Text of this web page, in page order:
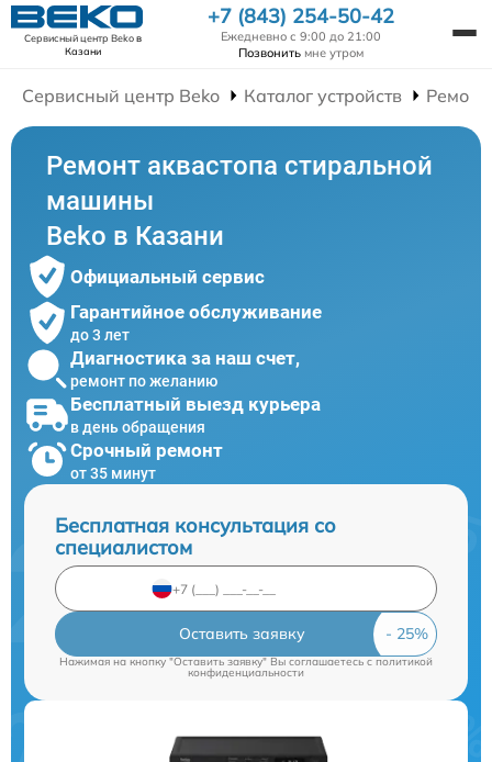
Сервисный центр Bekoв
Казани
+7 (843) 254-50-42
Ежедневно с 9:00 до 21:00
Позвонить мне утром
Сервисный центр Beko Каталог устройств
Ремонт аквастопа стиральной
машины
Beko в Казани
Официальный сервис
Гарантийное обслуживание
до 3 лет
Диагностика за наш счет,
ремонт по желанию
Бесплатный выезд курьера
в день обращения
Срочный ремонт
от 35 минут
Бесплатная консультация со
специалистом
Оставить заявку
Нажимая на кнопку "Оставить заявку" Вы соглашаетесь cполитикой
конфиденциальности